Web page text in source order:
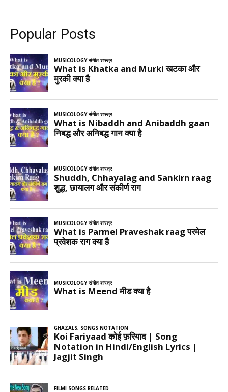
Popular Posts